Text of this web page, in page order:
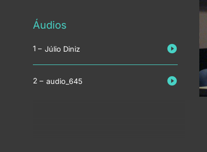
Áudios
Júlio Diniz
audio_645